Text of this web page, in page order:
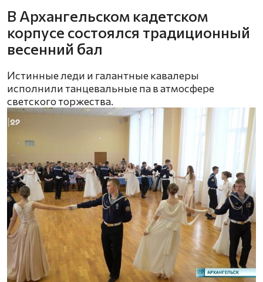
В Архангельском кадетском
корпусе состоялся традиционный
весенний бал
Истинные леди и галантные кавалеры
исполнили танцевальные па в атмосфере
светского торжества.